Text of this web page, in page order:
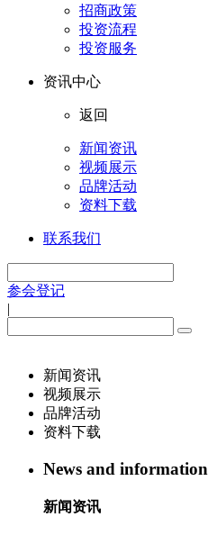
招商政策
投资流程
投资服务
资讯中心
返回
新闻资讯
视频展示
品牌活动
资料下载
联系我们
参会登记
|
新闻资讯
视频展示
品牌活动
资料下载
News and information
新闻资讯